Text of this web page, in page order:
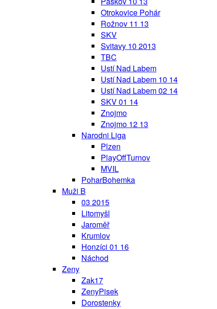
Otrokovice Pohár
Rožnov 11 13
SKV
Svitavy 10 2013
TBC
Ustí Nad Labem
Ustí Nad Labem 10 14
Ustí Nad Labem 02 14
SKV 01 14
Znojmo
Znojmo 12 13
Narodni Liga
Plzen
PlayOffTurnov
MVIL
PoharBohemka
Muži B
03 2015
Litomyšl
Jaroměř
Krumlov
Honzíci 01 16
Náchod
Zeny
Zak17
ZenyPisek
Dorostenky